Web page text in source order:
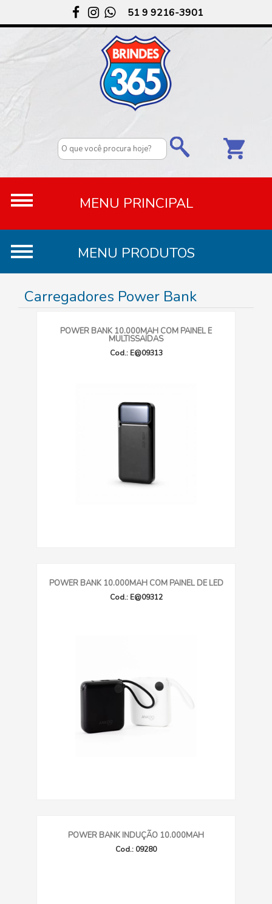
51 9 9216-3901
Carregadores Power Bank
POWER BANK 10.000MAH COM PAINEL E
MULTISSAÍDAS
Cod.: E@09313
POWER BANK 10.000MAH COM PAINEL DE LED
Cod.: E@09312
POWER BANK INDUÇÃO 10.000MAH
Cod.: 09280